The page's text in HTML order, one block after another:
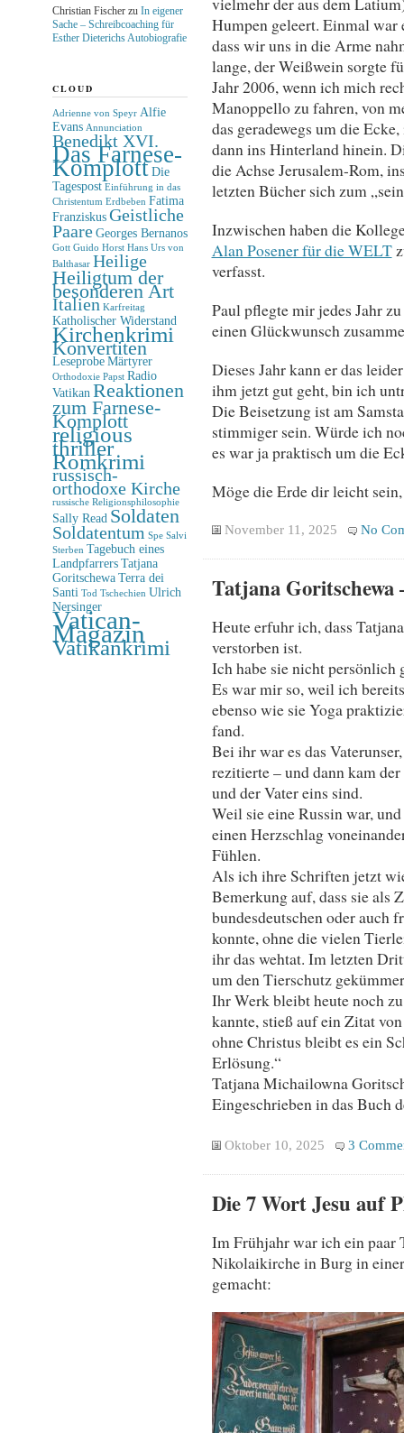
Humpen geleert. Einmal war
dass wir uns in die Arme
lange, der Weißwein sorgte
Jahr 2006, wenn ich mich
Manoppello zu fahren, von
das geradewegs um die
dann ins Hinterland hinein.
die Achse Jerusalem-Rom,
letzten Bücher sich zum
Inzwischen haben die
Alan Posener für die WELT
verfasst.
Paul pflegte mir jedes Jahr
einen Glückwunsch
Dieses Jahr kann er das
ihm jetzt gut geht, bin ich
Die Beisetzung ist am
stimmiger sein. Würde ich
es war ja praktisch um die
Möge die Erde dir leicht
November 11, 2025 No
Tatjana Goritschewa
Heute erfuhr ich, dass
verstorben ist.
Ich habe sie nicht persönlich
Es war mir so, weil ich
ebenso wie sie Yoga
fand.
Bei ihr war es das
rezitierte – und dann kam
und der Vater eins sind.
Weil sie eine Russin war,
einen Herzschlag
Fühlen.
Als ich ihre Schriften jetzt
Bemerkung auf, dass sie als
bundesdeutschen oder auch
konnte, ohne die vielen
ihr das wehtat. Im letzten
um den Tierschutz
Ihr Werk bleibt heute noch
kannte, stieß auf ein Zitat
ohne Christus bleibt es ein
Erlösung.“
Tatjana Michailowna
Eingeschrieben in das Buch
Oktober 10, 2025 3
Die 7 Wort Jesu auf
Im Frühjahr war ich ein paar
Nikolaikirche in Burg in
gemacht:
Christian Fischerzu In eigener
Sache – Schreibcoaching für
Esther Dieterichs Autobiografie
CLOUD
Adrienne von Speyr Alfie
Evans Annunciation
Benedikt XVI.
Das Farnese-
Komplott Die
Tagespost Einführung in das
Christentum Erdbeben Fatima
Franziskus Geistliche
Paare Georges Bernanos
Gott Guido Horst Hans Urs von
Balthasar Heilige
Heiligtum der
besonderen Art
Italien Karfreitag
Katholischer Widerstand
Kirchenkrimi
Konvertiten
Leseprobe Märtyrer
Orthodoxie Papst Radio
Vatikan Reaktionen
zum Farnese-
Komplott
religious
thriller
Romkrimi
russisch-
orthodoxe Kirche
russische Religionsphilosophie
Sally Read Soldaten
Soldatentum Spe Salvi
Sterben Tagebuch eines
Landpfarrers Tatjana
Goritschewa Terra dei
Santi Tod Tschechien Ulrich
Nersinger
Vatican-
Magazin
Vatikankrimi